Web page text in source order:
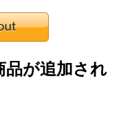
品が追加され